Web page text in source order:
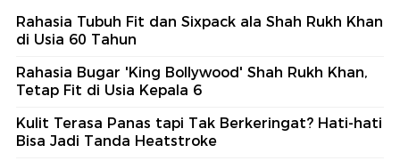
Rahasia Tubuh Fit dan Sixpack ala Shah Rukh Khan
di Usia 60 Tahun
Rahasia Bugar 'King Bollywood' Shah Rukh Khan,
Tetap Fit di Usia Kepala 6
Kulit Terasa Panas tapi Tak Berkeringat? Hati-hati
Bisa Jadi Tanda Heatstroke